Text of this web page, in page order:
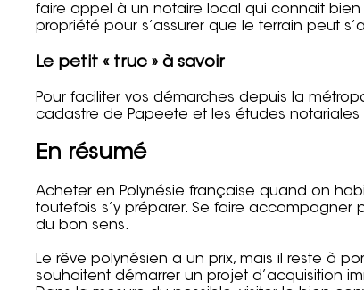
faire appel à un notaire local qui connait bien
propriété pour s’assurer que le terrain peut
Le petit « truc » à savoir
Pour faciliter vos démarches depuis la
cadastre de Papeete et les études
En résumé
Acheter en Polynésie française quand on
toutefois s’y préparer. Se faire
du bon sens.
Le rêve polynésien a un prix, mais il reste à
souhaitent démarrer un projet d’acquisition